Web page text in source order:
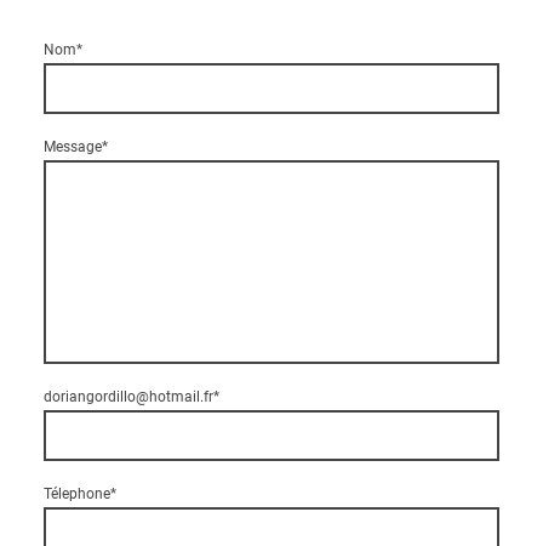
Nom*
Message*
doriangordillo@hotmail.fr*
Télephone*